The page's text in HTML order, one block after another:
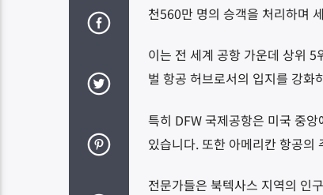
천560만 명의 승객을 처리하며
이는 전 세계 공항 가운데 상위 5
벌 항공 허브로서의 입지를 강화
특히 DFW국제공항은 미국 중
있습니다.또한 아메리칸 항공의
전문가들은 북텍사스 지역의 인